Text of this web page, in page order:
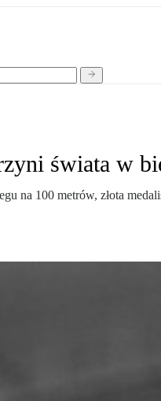
świata w
na 100 metrów, złota